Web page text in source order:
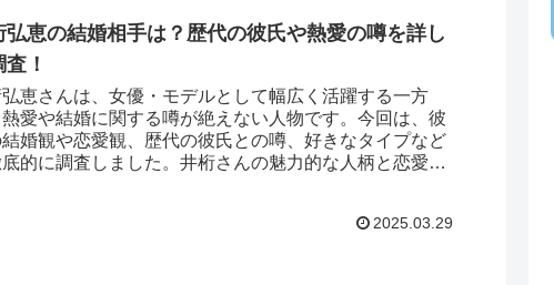
弘恵の結婚相手は？歴代の彼氏や熱愛の噂を詳し
！
恵さんは、女優・モデルとして幅広く活躍する一方
愛や結婚に関する噂が絶えない人物です。今回は、彼
婚観や恋愛観、歴代の彼氏との噂、好きなタイプなど
的に調査しました。井桁さんの魅力的な人柄と恋愛事
2025.03.29